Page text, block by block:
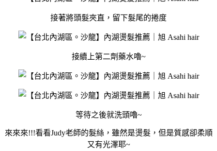
接著將頭髮夾直，留下髮尾的捲度
接續上第二劑藥水嚕~
等待之後就洗頭嚕~
來來來!!!看看Judy老師的髮絲，雖然是燙髮，但是質感卻柔順
又有光澤耶~